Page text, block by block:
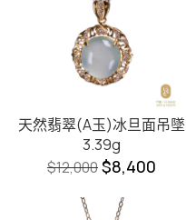
天然翡翠(A玉)冰旦面吊墜
3.39g
$12,000$8,400